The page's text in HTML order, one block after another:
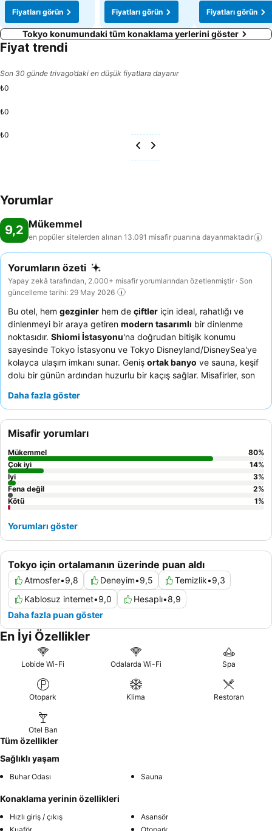
Fiyatları görün
Fiyatları görün
Fiyatları görün
Tokyo konumundaki tüm konaklama yerlerini göster
Fiyat trendi
Son 30 günde trivago’daki en düşük fiyatlara dayanır
₺0
₺0
₺0
Yorumlar
9,2 Mükemmel
en popüler sitelerden alınan 13.091 misafir puanına dayanmaktadır
Yorumların özeti
Yapay zekâ tarafından, 2.000+ misafir yorumlarından özetlenmiştir · Son
güncelleme tarihi: 29 May 2026
Bu otel, hem gezginler hem de çiftler için ideal, rahatlığı ve
dinlenmeyi bir araya getiren modern tasarımlı bir dinlenme
noktasıdır. Shiomi İstasyonu'na doğrudan bitişik konumu
sayesinde Tokyo İstasyonu ve Tokyo Disneyland/DisneySea'ye
kolayca ulaşım imkanı sunar. Geniş ortak banyo ve sauna, keşif
dolu bir günün ardından huzurlu bir kaçış sağlar. Misafirler, son
de Batı seçenekleri sunan zengin
çekçek deneyimi
Daha fazla göster
Tokyo için ortalamanın üzerinde puan aldı
Atmosfer•9,8 Deneyim•9,5 Temizlik•9,3
Kablosuz internet•9,0 Hesaplı•8,9
Daha fazla puan göster
Misafir yorumları
Mükemmel 80%
Çok iyi
14%
İyi
3%
Fena değil
2%
Kötü
1%
Yorumları göster
En İyi Özellikler
Lobide Wi-Fi Odalarda Wi-Fi Spa
Otopark Klima Restoran
Otel Barı
Tüm özellikler
Sağlıklı yaşam
Buhar Odası Sauna
Konaklama yerinin özellikleri
Hızlı giriş / çıkış
Asansör